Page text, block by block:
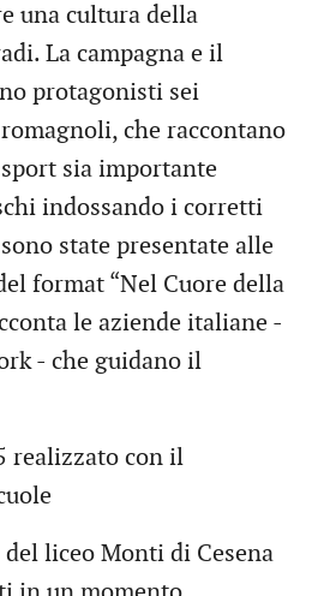
una cultura della
La campagna e il
protagonisti sei
che raccontano
sia importante
indossando i corretti
state presentate alle
format “Nel Cuore della
le aziende italiane -
- che guidano il
realizzato con il
liceo Monti di Cesena